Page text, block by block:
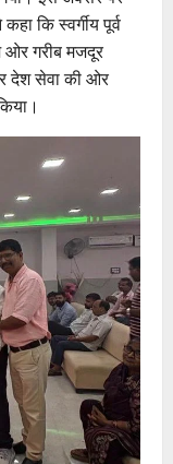
कि स्वर्गीय पूर्व
ओर गरीब मजदूर
देश सेवा की ओर